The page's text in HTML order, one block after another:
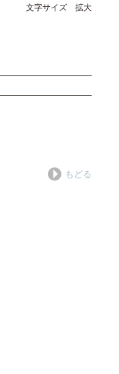
文字サイズ 拡大
もどる